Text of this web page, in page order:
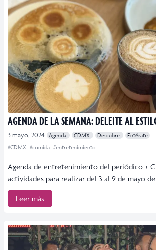
AGENDA DE LA SEMANA: DELEITE AL
3 mayo, 2024 Agenda CDMX Descubre
Entérate
#CDMX #comida #entretenimiento
Agenda de entretenimiento del periódico +
actividades para realizar del 3 al 9 de mayo
Leer más